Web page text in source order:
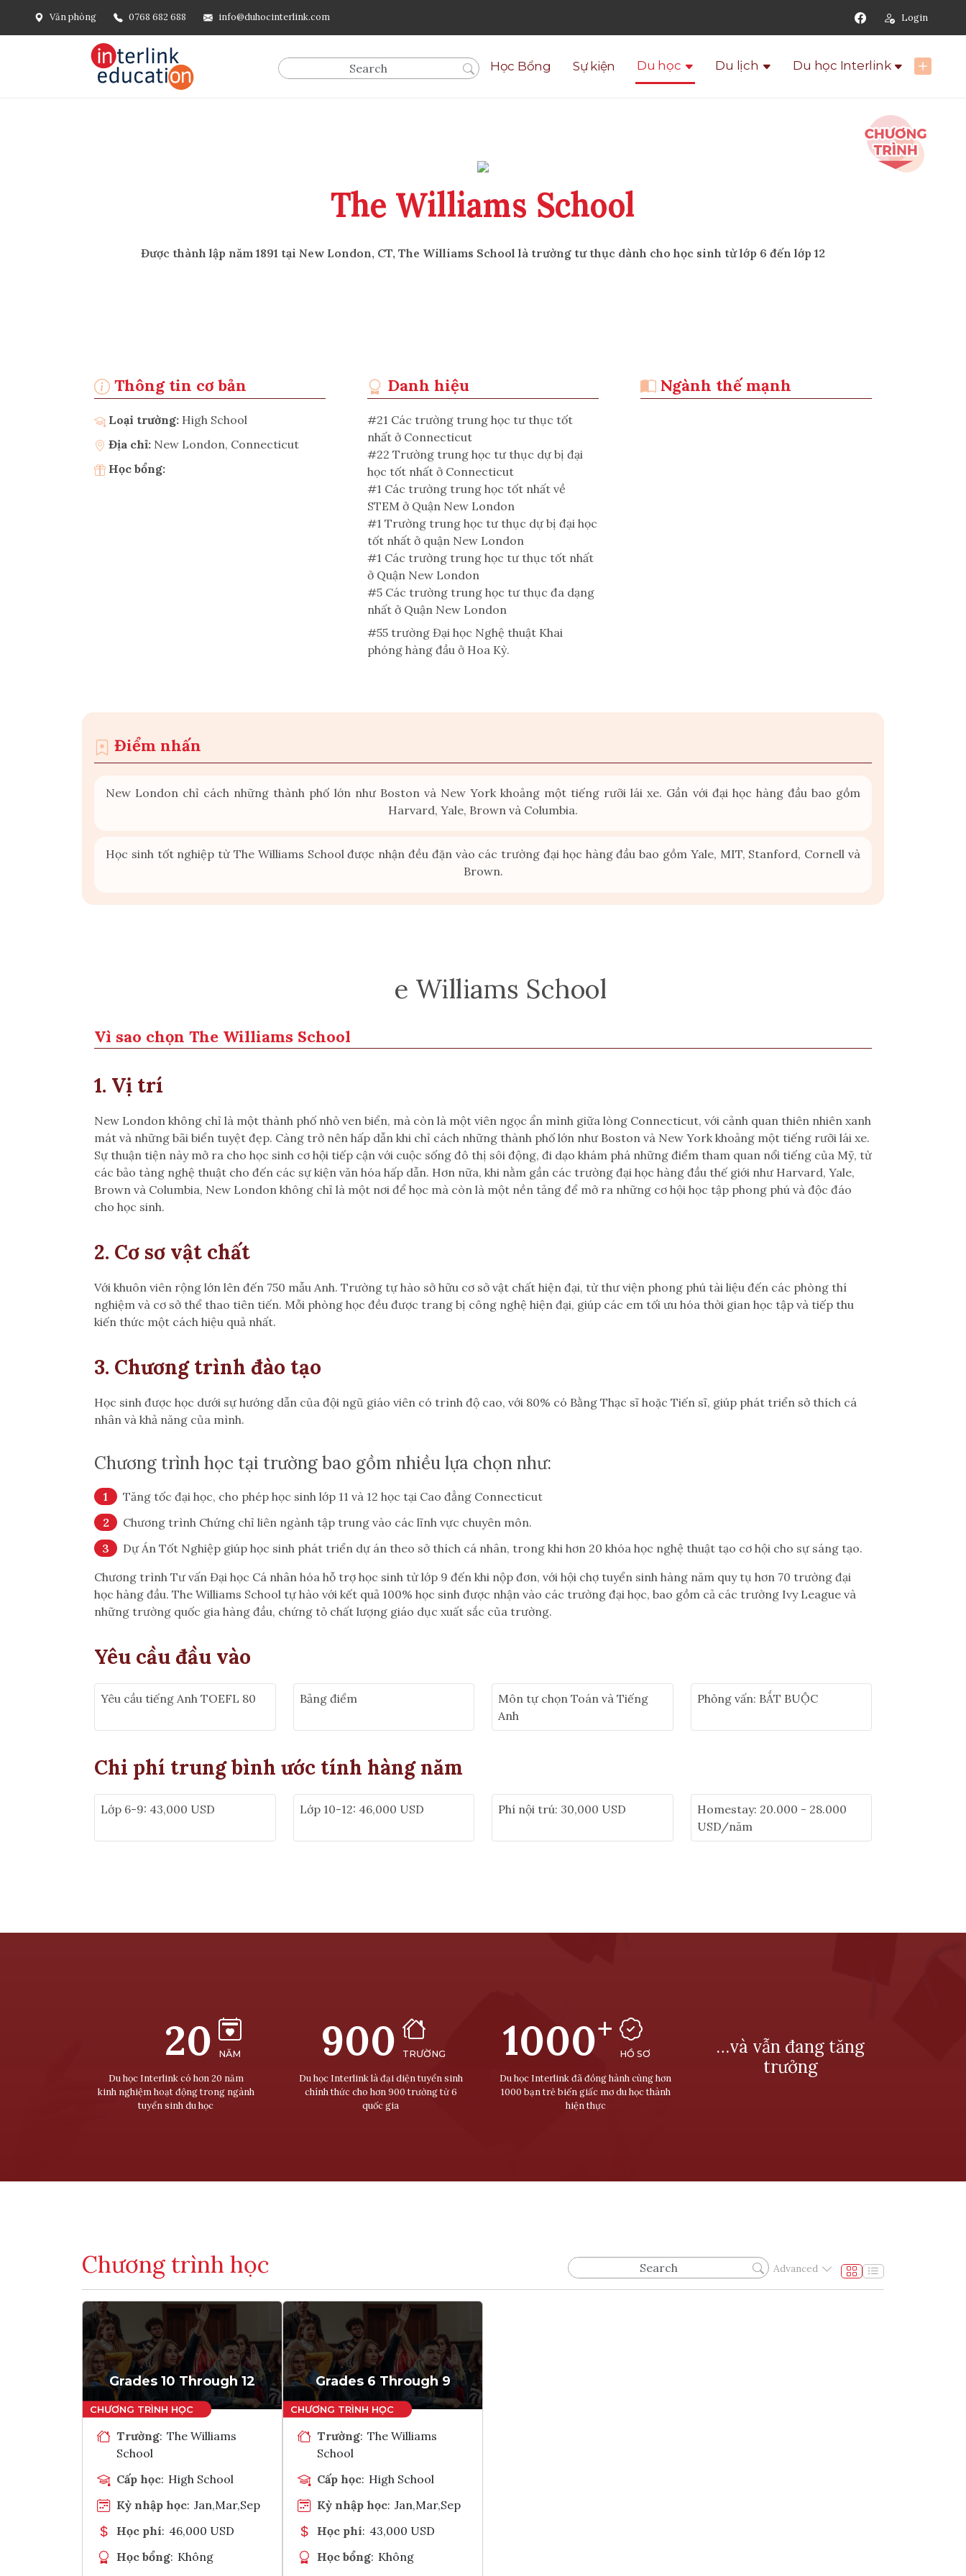
Văn phòng 0768 682 688 info@duhocinterlink.com Login
Học Bổng Sự kiện Du học Du lịch Du học Interlink
The Williams School
Được thành lập năm 1891 tại New London, CT, The Williams School là trường tư thục dành cho học sinh từ lớp 6 đến lớp 12
Thông tin cơ bản
Loại trường: High School
Địa chỉ: New London, Connecticut
Học bổng:
Danh hiệu
#21 Các trường trung học tư thục tốt
nhất ở Connecticut
#22 Trường trung học tư thục dự bị đại
học tốt nhất ở Connecticut
#1 Các trường trung học tốt nhất về
STEM ở Quận New London
#1 Trường trung học tư thục dự bị đại học
tốt nhất ở quận New London
#1 Các trường trung học tư thục tốt nhất
ở Quận New London
#5 Các trường trung học tư thục đa dạng
nhất ở Quận New London
#55 trường Đại học Nghệ thuật Khai
phóng hàng đầu ở Hoa Kỳ.
Ngành thế mạnh
Điểm nhấn
New London chỉ cách những thành phố lớn như Boston và New York khoảng một tiếng rưỡi lái xe. Gần với đại học hàng đầu bao gồm
Harvard, Yale, Brown và Columbia.
Học sinh tốt nghiệp từ The Williams School được nhận đều đặn vào các trường đại học hàng đầu bao gồm Yale, MIT, Stanford, Cornell và
Brown.
e Williams School
Vì sao chọn The Williams School
1. Vị trí
New London không chỉ là một thành phố nhỏ ven biển, mà còn là một viên ngọc ẩn mình giữa lòng Connecticut, với cảnh quan thiên nhiên xanh
mát và những bãi biển tuyệt đẹp. Càng trở nên hấp dẫn khi chỉ cách những thành phố lớn như Boston và New York khoảng một tiếng rưỡi lái xe.
Sự thuận tiện này mở ra cho học sinh cơ hội tiếp cận với cuộc sống đô thị sôi động, đi dạo khám phá những điểm tham quan nổi tiếng của Mỹ, từ
các bảo tàng nghệ thuật cho đến các sự kiện văn hóa hấp dẫn. Hơn nữa, khi nằm gần các trường đại học hàng đầu thế giới như Harvard, Yale,
Brown và Columbia, New London không chỉ là một nơi để học mà còn là một nền tảng để mở ra những cơ hội học tập phong phú và độc đáo
cho học sinh.
2. Cơ sơ vật chất
Với khuôn viên rộng lớn lên đến 750 mẫu Anh. Trường tự hào sở hữu cơ sở vật chất hiện đại, từ thư viện phong phú tài liệu đến các phòng thí
nghiệm và cơ sở thể thao tiên tiến. Mỗi phòng học đều được trang bị công nghệ hiện đại, giúp các em tối ưu hóa thời gian học tập và tiếp thu
kiến thức một cách hiệu quả nhất.
3. Chương trình đào tạo
Học sinh được học dưới sự hướng dẫn của đội ngũ giáo viên có trình độ cao, với 80% có Bằng Thạc sĩ hoặc Tiến sĩ, giúp phát triển sở thích cá
nhân và khả năng của mình.
Chương trình học tại trường bao gồm nhiều lựa chọn như:
Tăng tốc đại học, cho phép học sinh lớp 11 và 12 học tại Cao đẳng Connecticut
Chương trình Chứng chỉ liên ngành tập trung vào các lĩnh vực chuyên môn.
Dự Án Tốt Nghiệp giúp học sinh phát triển dự án theo sở thích cá nhân, trong khi hơn 20 khóa học nghệ thuật tạo cơ hội cho sự sáng tạo.
Chương trình Tư vấn Đại học Cá nhân hóa hỗ trợ học sinh từ lớp 9 đến khi nộp đơn, với hội chợ tuyển sinh hàng năm quy tụ hơn 70 trường đại
học hàng đầu. The Williams School tự hào với kết quả 100% học sinh được nhận vào các trường đại học, bao gồm cả các trường Ivy League và
những trường quốc gia hàng đầu, chứng tỏ chất lượng giáo dục xuất sắc của trường.
Yêu cầu đầu vào
Yêu cầu tiếng Anh TOEFL 80 Bảng điểm
Môn tự chọn Toán và Tiếng
Anh
Phỏng vấn: BẮT BUỘC
Chi phí trung bình ước tính hàng năm
Lớp 6-9: 43,000 USD Lớp 10-12: 46,000 USD Phí nội trú: 30,000 USD
Homestay: 20.000 - 28.000
USD/năm
20 NĂM
Du học Interlink có hơn 20 năm
kinh nghiệm hoạt động trong ngành
tuyển sinh du học
900 TRƯỜNG
Du học Interlink là đại diện tuyển sinh
chính thức cho hơn 900 trường từ 6
quốc gia
1000+
HỒ SƠ
Du học Interlink đã đồng hành cùng hơn
1000 bạn trẻ biến giấc mơ du học thành
hiện thực
…và vẫn đang tăng
trưởng
Chương trình học Advanced
Grades 10 Through 12
Trường: The Williams
School
Cấp học: High School
Kỳ nhập học: Jan,Mar,Sep
Học phí: 46,000 USD
Học bổng: Không
Grades 6 Through 9
Trường: The Williams
School
Cấp học: High School
Kỳ nhập học: Jan,Mar,Sep
Học phí: 43,000 USD
Học bổng: Không